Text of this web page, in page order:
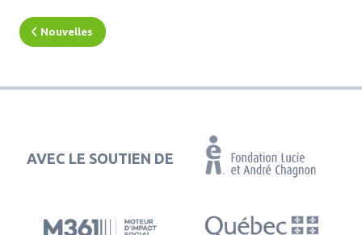
Nouvelles
AVEC LE SOUTIEN DE